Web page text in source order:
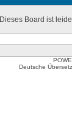
Dieses Board ist
Deutsche